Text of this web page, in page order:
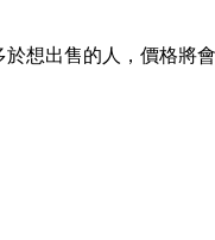
想出售的人，價格將